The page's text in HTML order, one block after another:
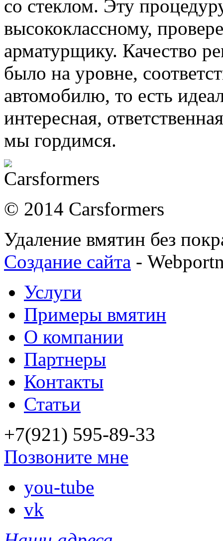
со стеклом. Эту
высококлассному,
арматурщику. Качество
было на уровне,
автомобилю, то есть
интересная,
мы гордимся.
© 2014 Carsformers
Удаление вмятин без
Создание сайта -
Услуги
Примеры вмятин
О компании
Партнеры
Контакты
Статьи
+7(921) 595-89-33
Позвоните мне
you-tube
vk